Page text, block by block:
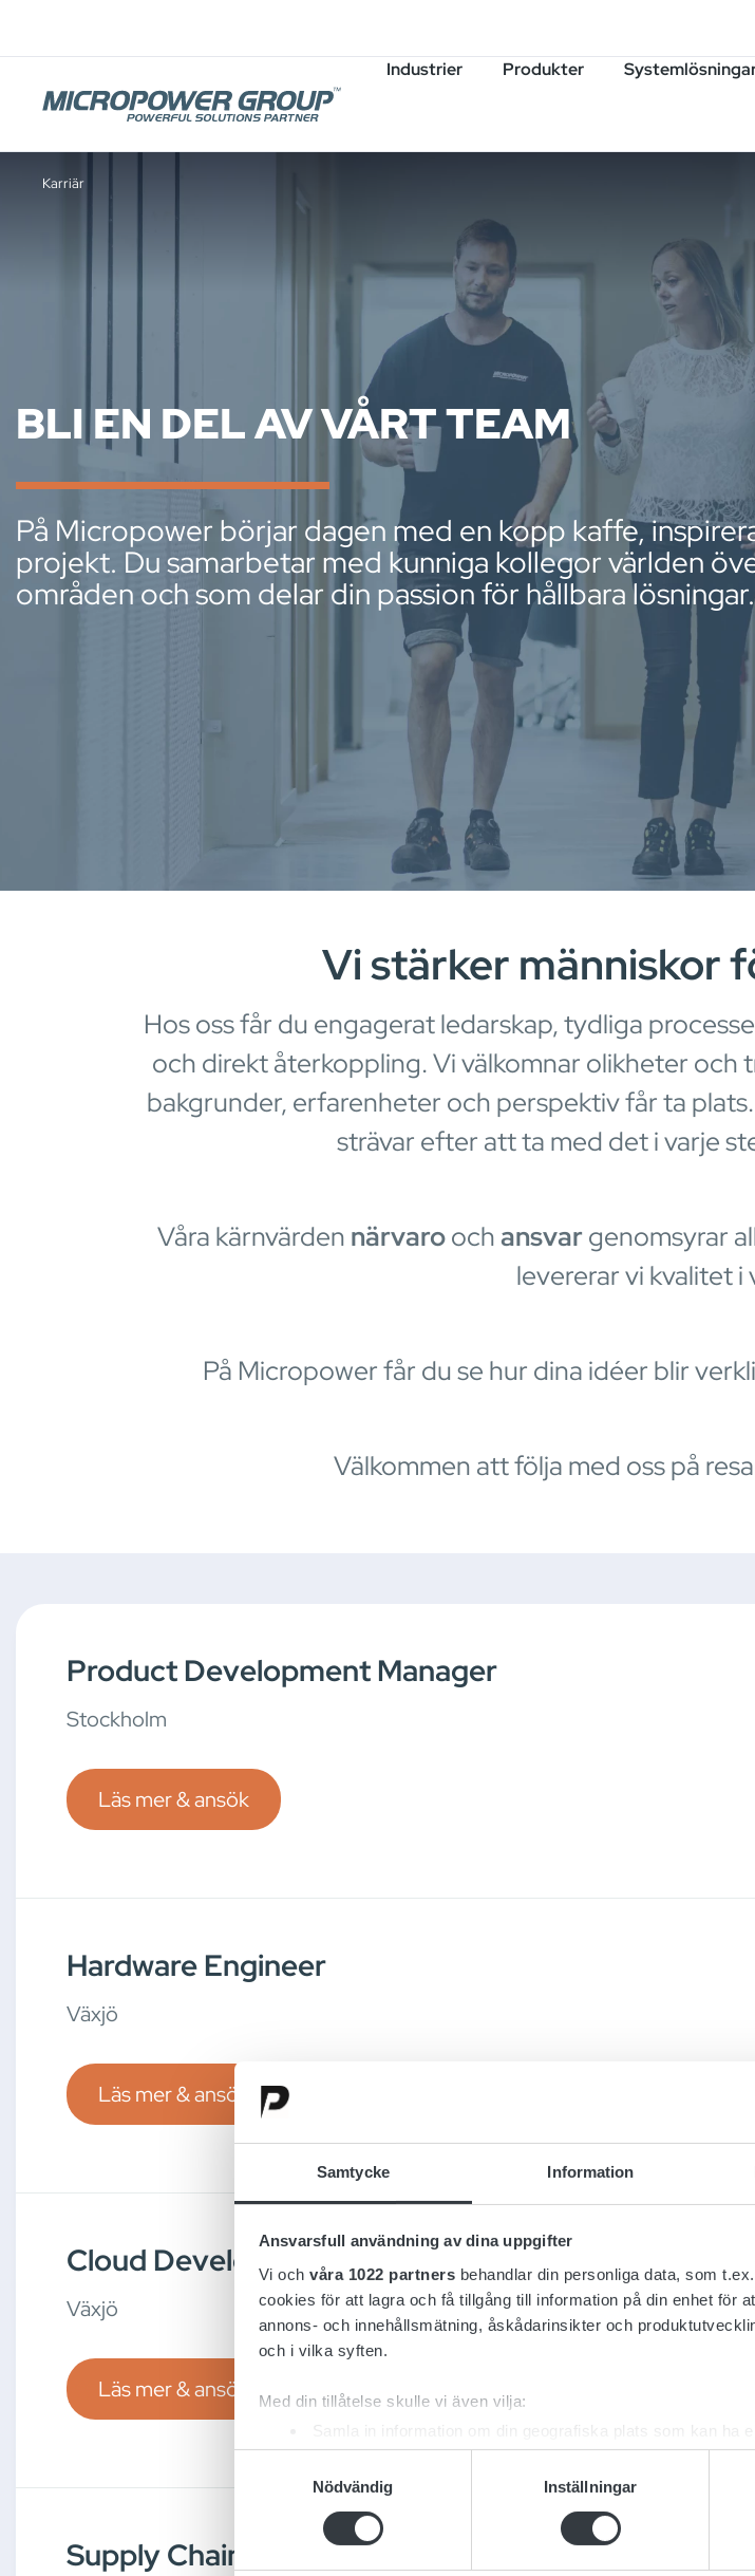
Samtycke Information
Ansvarsfull användning av dina uppgifter
Vi och våra 1022 partners behandlar din personliga data, som
cookies för att lagra och få tillgång till information på din enhet för
annons- och innehållsmätning, åskådarinsikter och
och i vilka syften.
Med din tillåtelse skulle vi även vilja:
Identifiera din enhet genom att aktivt skanna den för
Ta reda på mer om hur dina personliga uppgifter behandlas och
eller dra tillbaka ditt samtycke när som helst från cookie-
Nödvändig
Inställningar
Industrier Produkter
Lediga Tjänster
Karriär
BLI EN DEL AV VÅRT TEAM
På Micropower börjar dagen med en kopp kaffe,
projekt. Du samarbetar med kunniga kollegor världen
områden och som delar din passion för hållbara lösningar.
Vi stärker människor
Hos oss får du engagerat ledarskap, tydliga
och direkt återkoppling. Vi välkomnar olikheter
bakgrunder, erfarenheter och perspektiv får ta
strävar efter att ta med det i varje
Våra kärnvärden närvaroochansvargenomsyrar
levererar vi kvalitet
På Micropower får du se hur dina idéer blir
Välkommen att följa med oss på
Product Development Manager
Stockholm
Läs mer & ansök
Hardware Engineer
Växjö
Läs mer & ansök
Cloud Developer
Växjö
Läs mer & ansök
Supply Chain Manager